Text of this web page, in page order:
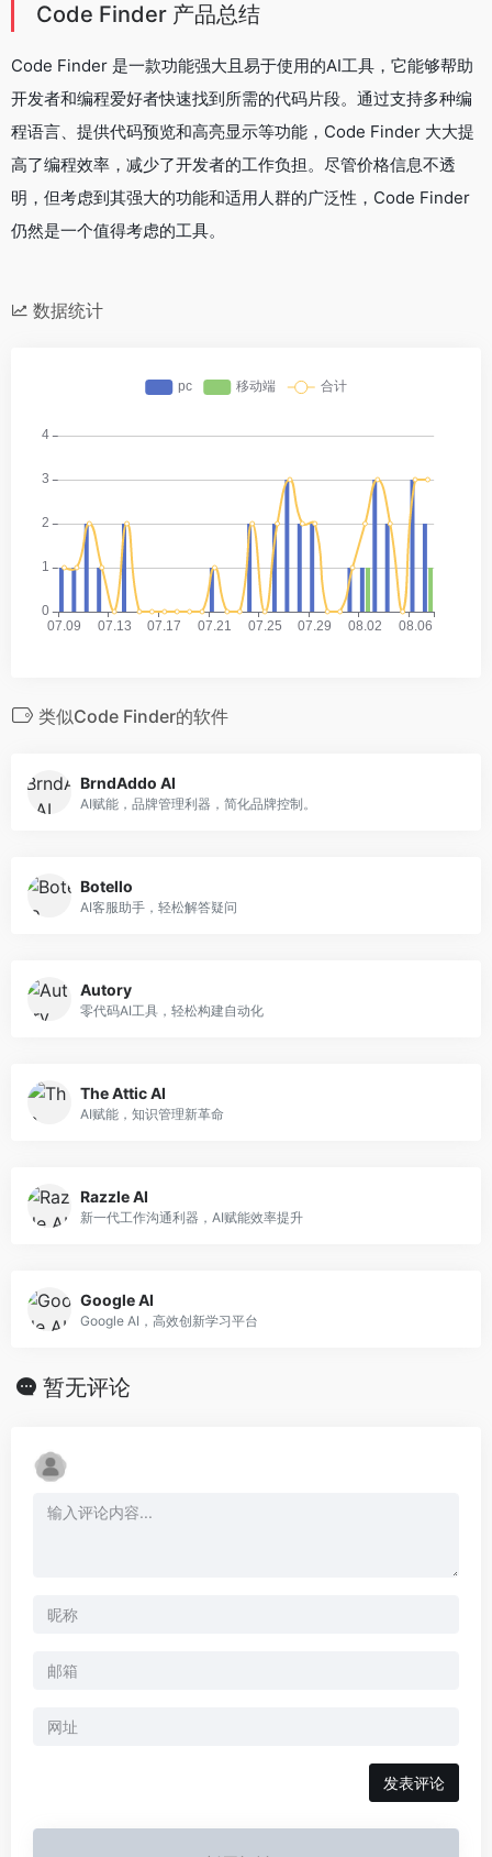
Code Finder 产品总结
Code Finder 是一款功能强大且易于使用的AI工具，它能够帮助
开发者和编程爱好者快速找到所需的代码片段。通过支持多种编
程语言、提供代码预览和高亮显示等功能，Code Finder 大大提
高了编程效率，减少了开发者的工作负担。尽管价格信息不透
明，但考虑到其强大的功能和适用人群的广泛性，Code Finder
仍然是一个值得考虑的工具。
数据统计
类似Code Finder的软件
BrndAddo AI
AI赋能，品牌管理利器，简化品牌控制。
Botello
AI客服助手，轻松解答疑问
Autory
零代码AI工具，轻松构建自动化
The Attic AI
AI赋能，知识管理新革命
Razzle AI
新一代工作沟通利器，AI赋能效率提升
Google AI
Google AI，高效创新学习平台
暂无评论
发表评论